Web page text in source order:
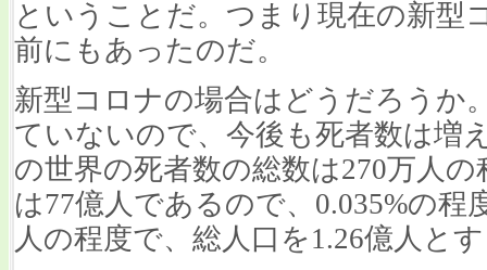
ということだ。つまり現在の新型
前にもあったのだ。
新型コロナの場合はどうだろうか
ていないので、今後も死者数は増
の世界の死者数の総数は270万人
は77億人であるので、0.035%の程
人の程度で、総人口を1.26億人と